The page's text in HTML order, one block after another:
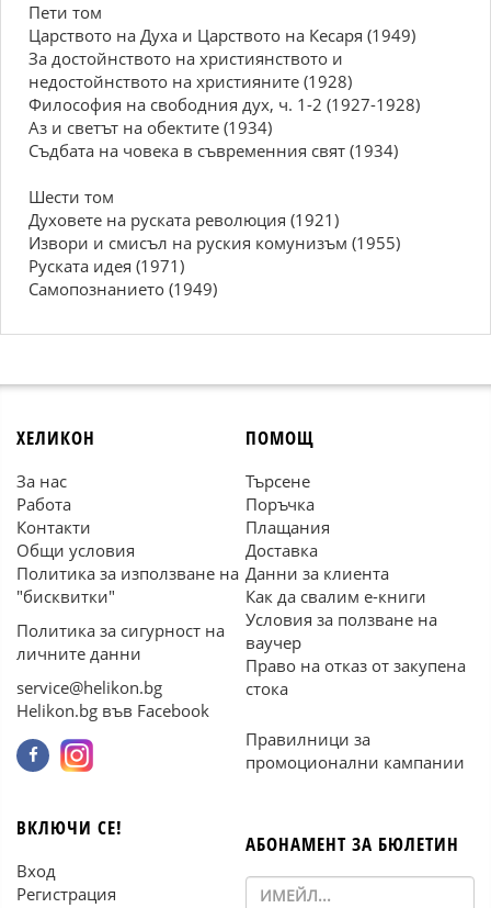
Пети том
Царството на Духа и Царството на Кесаря (1949)
За достойнството на християнството и
недостойнството на християните (1928)
Философия на свободния дух, ч. 1-2 (1927-1928)
Аз и светът на обектите (1934)
Съдбата на човека в съвременния свят (1934)
Шести том
Духовете на руската революция (1921)
Извори и смисъл на руския комунизъм (1955)
Руската идея (1971)
Самопознанието (1949)
ХЕЛИКОН
За нас
Работа
Контакти
Общи условия
Политика за използване на
"бисквитки"
Политика за сигурност на
личните данни
service@helikon.bg
Helikon.bg във Facebook
ПОМОЩ
Търсене
Поръчка
Плащания
Доставка
Данни за клиента
Как да свалим е-книги
Условия за ползване на
ваучер
Право на отказ от закупена
стока
Правилници за
промоционални кампании
ВКЛЮЧИ СЕ!
Вход
Регистрация
АБОНАМЕНТ ЗА БЮЛЕТИН